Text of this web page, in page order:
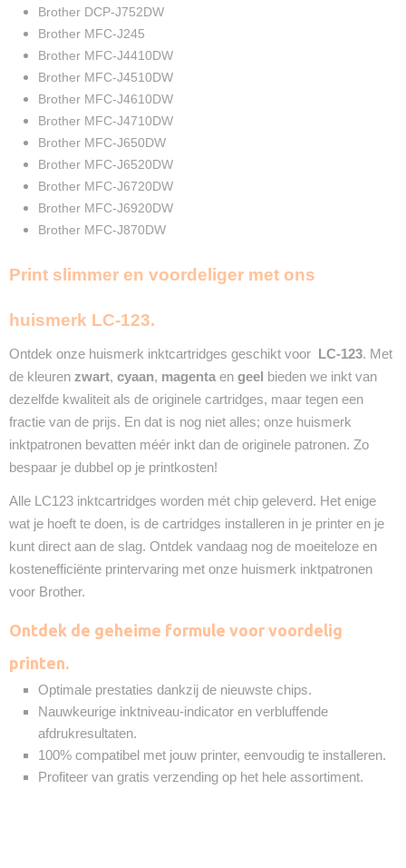
Verzendmethode
Brievenbuspost
Garantie
2 Jaar
Recyclebaar
Brother DCP-J752DW
Brother MFC-J245
Brother MFC-J4410DW
Brother MFC-J4510DW
Brother MFC-J4610DW
Brother MFC-J4710DW
Brother MFC-J650DW
Brother MFC-J6520DW
Brother MFC-J6720DW
Brother MFC-J6920DW
Brother MFC-J870DW
Print slimmer en voordeliger met ons
huismerk LC-123.
Ontdek onze huismerk inktcartridges geschikt voor LC-123. Met
de kleuren zwart, cyaan, magenta en geel bieden we inkt van
dezelfde kwaliteit als de originele cartridges, maar tegen een
fractie van de prijs. En dat is nog niet alles; onze huismerk
inktpatronen bevatten méér inkt dan de originele patronen. Zo
bespaar je dubbel op je printkosten!
Alle LC123 inktcartridges worden mét chip geleverd. Het enige
wat je hoeft te doen, is de cartridges installeren in je printer en je
kunt direct aan de slag. Ontdek vandaag nog de moeiteloze en
kostenefficiënte printervaring met onze huismerk inktpatronen
voor Brother.
Ontdek de geheime formule voor voordelig
printen.
Optimale prestaties dankzij de nieuwste chips.
Nauwkeurige inktniveau-indicator en verbluffende
afdrukresultaten.
100% compatibel met jouw printer, eenvoudig te installeren.
Profiteer van gratis verzending op het hele assortiment.